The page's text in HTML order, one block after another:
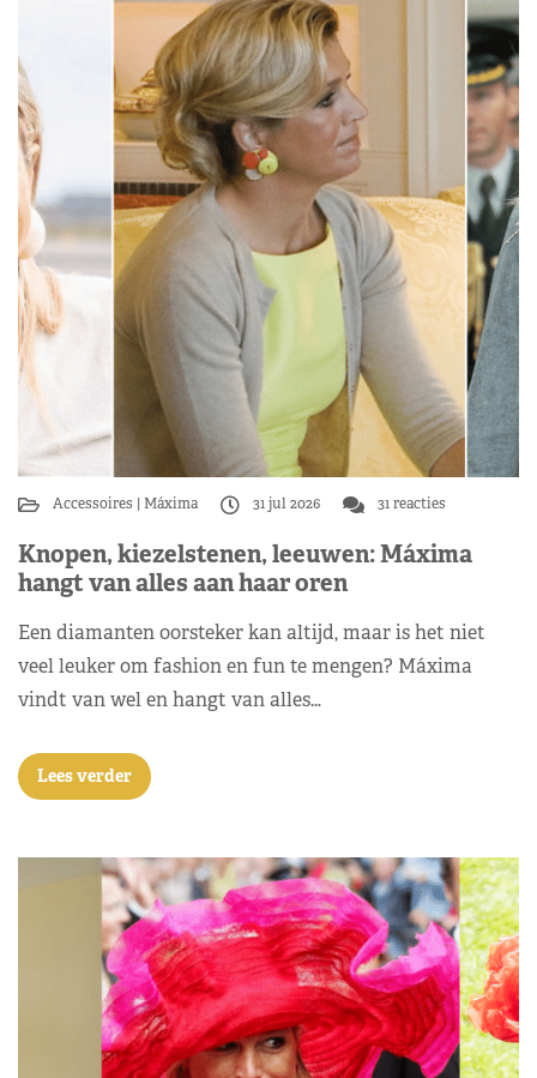
Accessoires Máxima 31 jul 2026 31 reacties
Knopen, kiezelstenen, leeuwen: Máxima
hangt van alles aan haar oren
Een diamanten oorsteker kan altijd, maar is het niet
veel leuker om fashion en fun te mengen? Máxima
vindt van wel en hangt van alles…
Lees verder